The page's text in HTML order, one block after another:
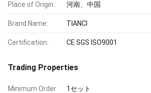
Place of Origin: 河南、中国
Brand Name: TIANCI
Certification: CE SGS ISO9001
Trading Properties
Minimum Order
1セット